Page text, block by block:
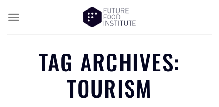
TAG ARCHIVES:
TOURISM